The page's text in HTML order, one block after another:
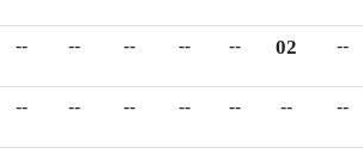
-- -- -- -- -- 02 --
-- -- -- -- -- -- --